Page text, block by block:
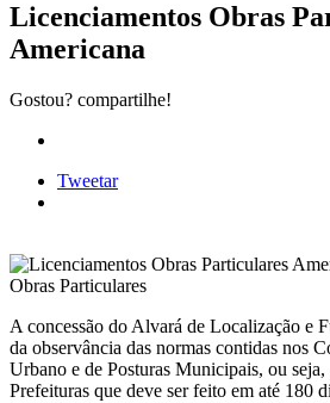
Licenciamentos Obras
Americana
Gostou? compartilhe!
Tweetar
A concessão do Alvará de Localização e
da observância das normas contidas nos
Urbano e de Posturas Municipais, ou seja,
Prefeituras que deve ser feito em até 180